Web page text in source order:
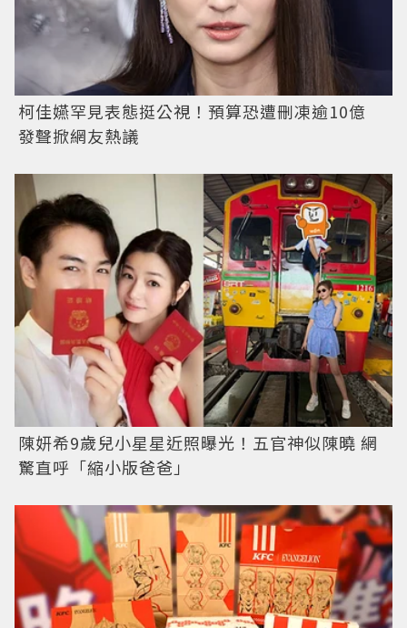
柯佳嬿罕見表態挺公視！預算恐遭刪凍逾10億
發聲掀網友熱議
陳妍希9歲兒小星星近照曝光！五官神似陳曉 網
驚直呼「縮小版爸爸」